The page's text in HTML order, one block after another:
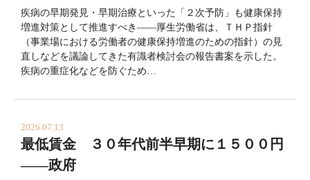
疾病の早期発見・早期治療といった「２次予防」も健康保持
増進対策として推進すべき――厚生労働省は、ＴＨＰ指針
（事業場における労働者の健康保持増進のための指針）の見
直しなどを議論してきた有識者検討会の報告書案を示した。
疾病の重症化などを防ぐため…
2026.07.13
最低賃金 ３０年代前半早期に１５００円
――政府